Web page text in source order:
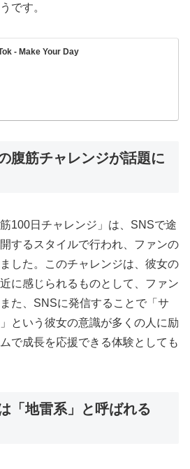
です。
- Make Your Day
腹筋チャレンジが話題に
100日チャレンジ」は、SNSで途
するスタイルで行われ、ファンの
した。このチャレンジは、彼女の
に感じられるものとして、ファン
た、SNSに発信することで「サ
という彼女の意識が多くの人に励
で成長を応援できる体験としても
「地雷系」と呼ばれる